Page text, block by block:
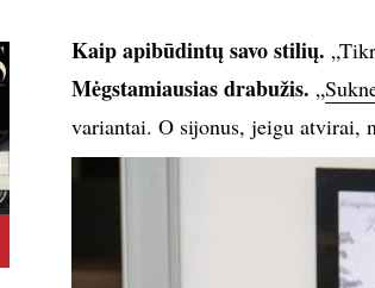
Kaip apibūdintų savo stilių.
Mėgstamiausias drabužis. „
variantai. O sijonus, jeigu atvirai,